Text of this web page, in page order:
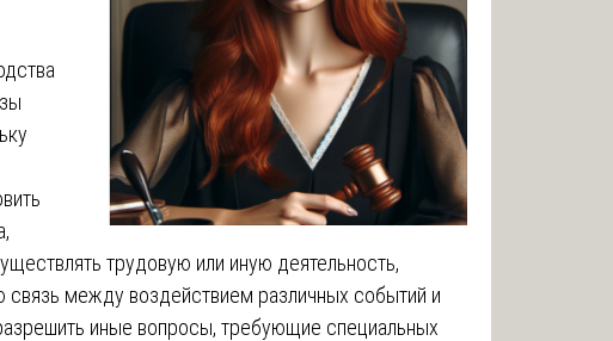
трудовую или иную деятельность,
связь между воздействием различных событий и
иные вопросы, требующие специальных